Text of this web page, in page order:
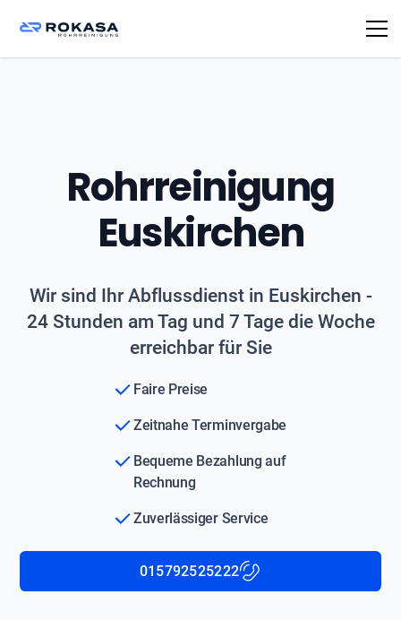
Rohrreinigung
Euskirchen
Wir sind Ihr Abflussdienst in Euskirchen -
24 Stunden am Tag und 7 Tage die Woche
erreichbar für Sie
Faire Preise
Zeitnahe Terminvergabe
Bequeme Bezahlung auf
Rechnung
Zuverlässiger Service
015792525222